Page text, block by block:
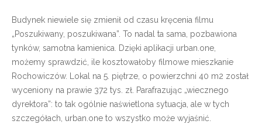
Budynek niewiele się zmienił od czasu kręcenia filmu
„Poszukiwany, poszukiwana”. To nadal ta sama, pozbawiona
tynków, samotna kamienica. Dzięki aplikacji urban.one,
możemy sprawdzić, ile kosztowałoby filmowe mieszkanie
Rochowiczów. Lokal na 5. piętrze, o powierzchni 40 m2 został
wyceniony na prawie 372 tys. zł. Parafrazując „wiecznego
dyrektora”: to tak ogólnie naświetlona sytuacja, ale w tych
szczegółach, urban.one to wszystko może wyjaśnić.